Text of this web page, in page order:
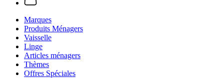
Marques
Produits Ménagers
Vaisselle
Linge
Articles ménagers
Thèmes
Offres Spéciales